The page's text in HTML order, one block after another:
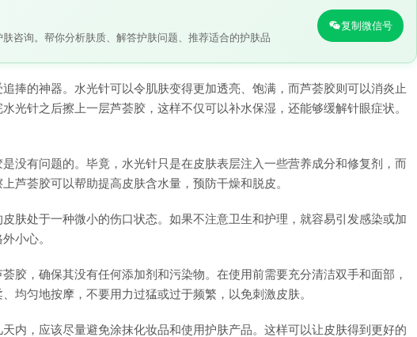
咨询。帮你分析肤质、解答护肤问题、推荐适合的护肤品
复制微信号
捧的神器。水光针可以令肌肤变得更加透亮、饱满，而芦荟胶则可以消炎止
光针之后擦上一层芦荟胶，这样不仅可以补水保湿，还能够缓解针眼症状。
没有问题的。毕竟，水光针只是在皮肤表层注入一些营养成分和修复剂，而
芦荟胶可以帮助提高皮肤含水量，预防干燥和脱皮。
肤处于一种微小的伤口状态。如果不注意卫生和护理，就容易引发感染或加
小心。
胶，确保其没有任何添加剂和污染物。在使用前需要充分清洁双手和面部，
均匀地按摩，不要用力过猛或过于频繁，以免刺激皮肤。
内，应该尽量避免涂抹化妆品和使用护肤产品。这样可以让皮肤得到更好的